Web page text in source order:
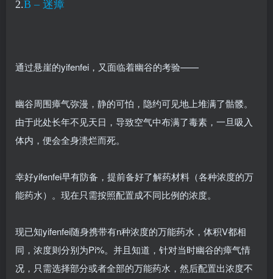
2.B – 迷瘴
通过悬崖的yifenfei，又面临着幽谷的考验——
幽谷周围瘴气弥漫，静的可怕，隐约可见地上堆满了骷髅。
由于此处长年不见天日，导致空气中布满了毒素，一旦吸入
体内，便会全身溃烂而死。
幸好yifenfei早有防备，提前备好了解药材料（各种浓度的万
能药水）。现在只需按照配置成不同比例的浓度。
现已知yifenfei随身携带有n种浓度的万能药水，体积V都相
同，浓度则分别为Pi%。并且知道，针对当时幽谷的瘴气情
况，只需选择部分或者全部的万能药水，然后配置出浓度不